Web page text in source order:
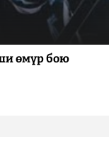
өмүр бою